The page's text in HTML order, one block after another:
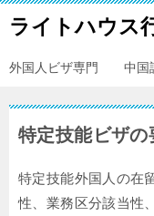
ライトハウス
外国人ビザ専門 中国
特定技能ビザ
特定技能外国人の在
性、業務区分該当性